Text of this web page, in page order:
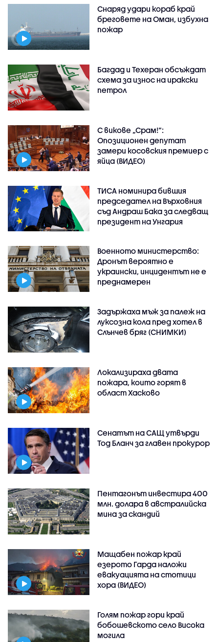
Снаряд удари кораб край
бреговете на Оман, избухна
пожар
Багдад и Техеран обсъждат
схема за износ на иракски
петрол
С викове „Срам!“:
Опозиционен депутат
замери косовския премиер с
яйца (ВИДЕО)
ТИСА номинира бившия
председател на Върховния
съд Андраш Бака за следващ
президент на Унгария
Военното министерство:
Дронът вероятно е
украински, инцидентът не е
преднамерен
Задържаха мъж за палеж на
луксозна кола пред хотел в
Слънчев бряг (СНИМКИ)
Локализираха двата
пожара, които горят в
област Хасково
Сенатът на САЩ утвърди
Тод Бланч за главен прокурор
Пентагонът инвестира 400
млн. долара в австралийска
мина за скандий
Мащабен пожар край
езерото Гарда наложи
евакуацията на стотици
хора (ВИДЕО)
Голям пожар гори край
бобошевското село Висока
могила